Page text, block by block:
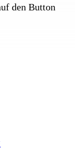
den Button